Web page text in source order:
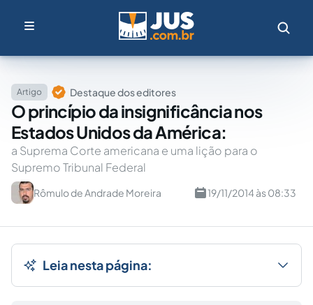
Artigo Destaque dos editores
O princípio da insignificância nos
Estados Unidos da América:
a Suprema Corte americana e uma lição para o
Supremo Tribunal Federal
Rômulo de Andrade Moreira 19/11/2014 às 08:33
Leia nesta página: